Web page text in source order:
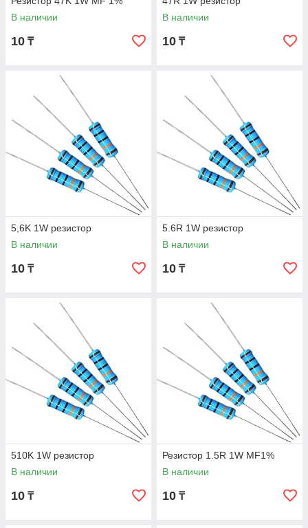
В наличии
10 ₸
В наличии
10 ₸
5,6K 1W резистор
В наличии
10 ₸
5.6R 1W резистор
В наличии
10 ₸
510K 1W резистор
В наличии
10 ₸
Резистор 1.5R 1W MF1%
В наличии
10 ₸